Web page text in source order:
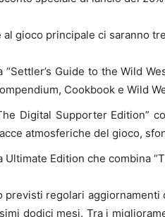
al gioco principale ci saranno
“Settler’s Guide to the Wild
Cookbook e Wild
Digital Supporter Edition”
atmosferiche del gioco,
Ultimate Edition che combina
previsti regolari
dodici mesi. Tra i